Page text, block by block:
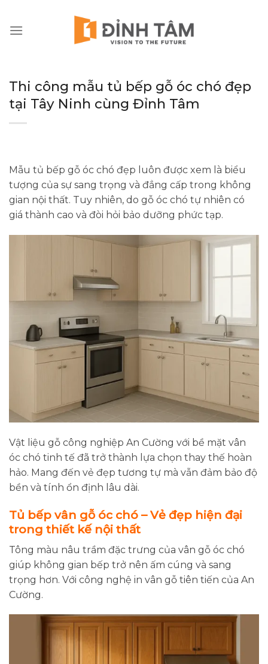
nội
Thi công mẫu tủ bếp gỗ óc chó đẹp
tại Tây Ninh cùng Đỉnh Tâm
Mẫu tủ bếp gỗ óc chó đẹp luôn được xem là biểu
tượng của sự sang trọng và đẳng cấp trong không
gian nội thất. Tuy nhiên, do gỗ óc chó tự nhiên có
giá thành cao và đòi hỏi bảo dưỡng phức tạp.
Vật liệu gỗ công nghiệp An Cường với bề mặt vân
óc chó tinh tế đã trở thành lựa chọn thay thế hoàn
hảo. Mang đến vẻ đẹp tương tự mà vẫn đảm bảo độ
bền và tính ổn định lâu dài.
Tủ bếp vân gỗ óc chó – Vẻ đẹp hiện đại
trong thiết kế nội thất
Tông màu nâu trầm đặc trưng của vân gỗ óc chó
giúp không gian bếp trở nên ấm cúng và sang
trọng hơn. Với công nghệ in vân gỗ tiên tiến của An
Cường.